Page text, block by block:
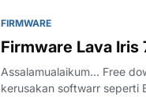
FIRMWARE
Firmware Lava Iris
Assalamualaikum... Free
kerusakan softwarr seperti